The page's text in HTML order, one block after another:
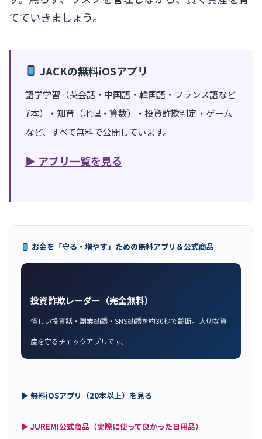
てていきましょう。
JACKの無料iOSアプリ
語学学習（英会話・中国語・韓国語・フランス語など
7本）・知育（地理・算数）・投資詐欺判定・ゲーム
など、すべて無料で公開しています。
▶ アプリ一覧を見る
お金を「守る・増やす」ための無料アプリ＆公式商品
投資詐欺レーダー（完全無料）
怪しい投資話・副業勧誘・SNS勧誘を約30秒で診断。大切な資
産を守るチェックアプリです。
▶ 無料iOSアプリ（20本以上）を見る
▶ JUREMI公式商品（実際に使って良かった日用品）